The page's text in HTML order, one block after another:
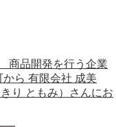
商品開発を行う企業
ら 有限会社 成美
り ともみ）さんにお